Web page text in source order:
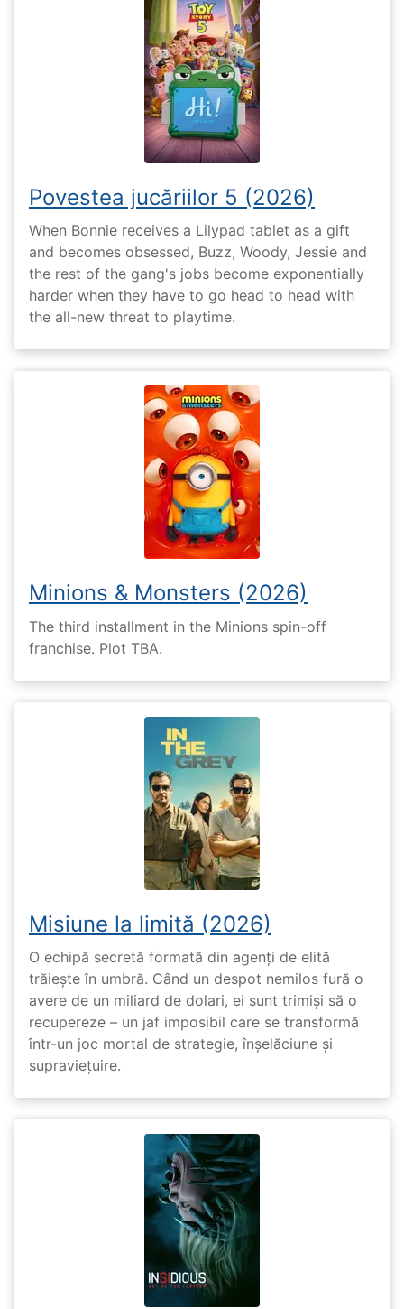
Povestea jucăriilor 5 (2026)
When Bonnie receives a Lilypad tablet as a gift
and becomes obsessed, Buzz, Woody, Jessie and
the rest of the gang's jobs become exponentially
harder when they have to go head to head with
the all-new threat to playtime.
Minions & Monsters (2026)
The third installment in the Minions spin-off
franchise. Plot TBA.
Misiune la limită (2026)
O echipă secretă formată din agenți de elită
trăiește în umbră. Când un despot nemilos fură o
avere de un miliard de dolari, ei sunt trimiși să o
recupereze – un jaf imposibil care se transformă
într-un joc mortal de strategie, înșelăciune și
supraviețuire.